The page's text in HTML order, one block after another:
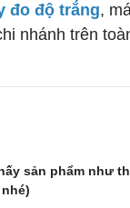
đo độ trắng,
nhánh trên
sản phẩm như